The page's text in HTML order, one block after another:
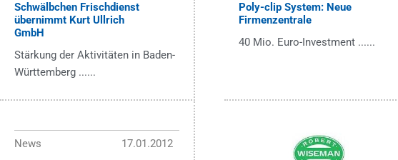
Schwälbchen Frischdienst
übernimmt Kurt Ullrich
GmbH
Stärkung der Aktivitäten in Baden-
Württemberg ......
Poly-clip System: Neue
Firmenzentrale
40 Mio. Euro-Investment ......
News
17.01.2012